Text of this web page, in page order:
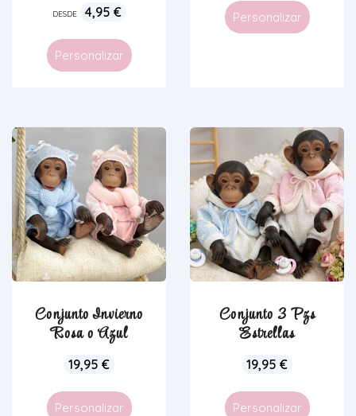
DESDE 4,95 €
Personalizar
Personalizar
Conjunto Invierno
Rosa o Azul
19,95 €
Personalizar
Conjunto 3 Pzs
Estrellas
19,95 €
Personalizar